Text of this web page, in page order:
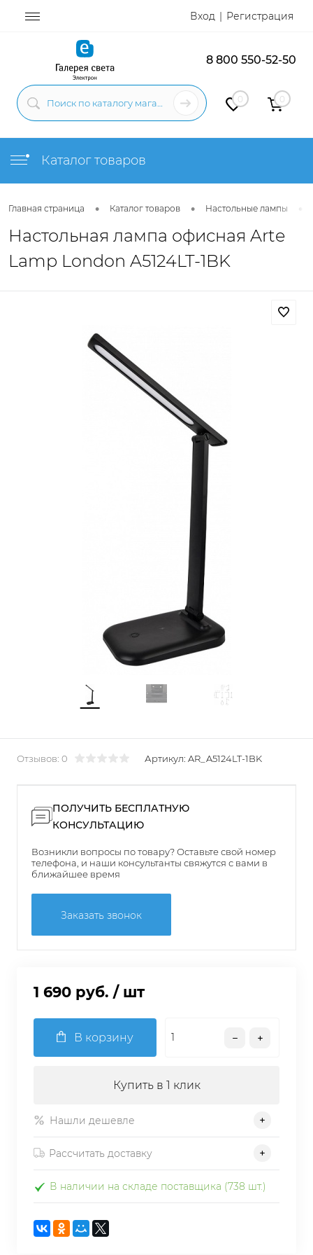
Вход Регистрация
8 800 550-52-50
0 0
Каталог товаров
Главная страница • Каталог товаров • Настольные лампы
Настольная лампа офисная Arte
Lamp London A5124LT-1BK
Отзывов: 0 Артикул: AR_A5124LT-1BK
ПОЛУЧИТЬ БЕСПЛАТНУЮ
КОНСУЛЬТАЦИЮ
Возникли вопросы по товару? Оставьте свой номер
телефона, и наши консультанты свяжутся с вами в
ближайшее время
Заказать звонок
1 690 руб. / шт
В корзину
Купить в 1 клик
Нашли дешевле
Рассчитать доставку
В наличии на складе поставщика (738 шт.)